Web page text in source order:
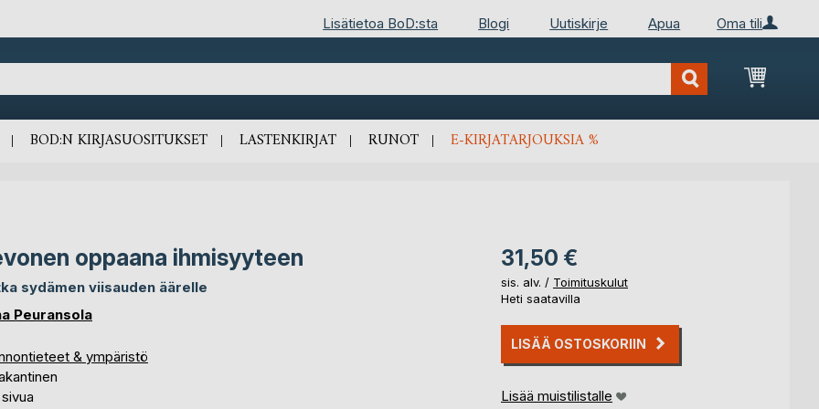
Oma tili
Lisätietoa BoD:sta Blogi Uutiskirje Apua
BOD:N KIRJASUOSITUKSET LASTENKIRJAT RUNOT E-KIRJATARJOUKSIA %
oppaana ihmisyyteen
sydämen viisauden äärelle
Peuransola
& ympäristö
31,50 €
sis. alv. / Toimituskulut
Heti saatavilla
LISÄÄ OSTOSKORIIN
Lisää muistilistalle